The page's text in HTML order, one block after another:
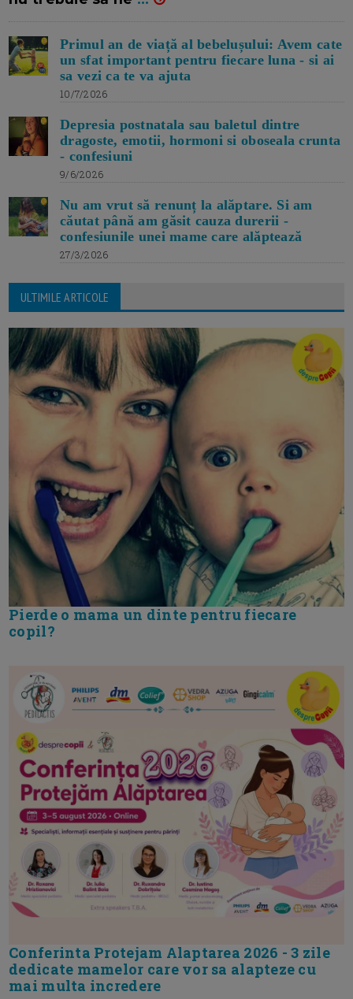
Primul an de viață al bebelușului: Avem cate
un sfat important pentru fiecare luna - si ai
sa vezi ca te va ajuta
10/7/2026
Depresia postnatala sau baletul dintre
dragoste, emotii, hormoni si oboseala crunta
- confesiuni
9/6/2026
Nu am vrut să renunț la alăptare. Si am
căutat până am găsit cauza durerii -
confesiunile unei mame care alăptează
27/3/2026
ULTIMILE ARTICOLE
Pierde o mama un dinte pentru fiecare
copil?
Conferinta Protejam Alaptarea 2026 - 3 zile
dedicate mamelor care vor sa alapteze cu
mai multa incredere